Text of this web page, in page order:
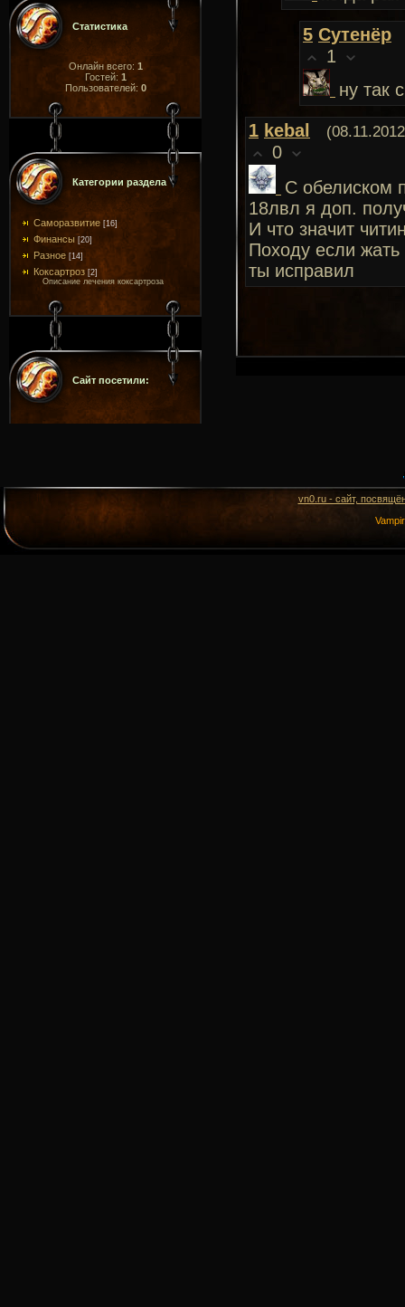
Статистика
Онлайн всего: 1
Гостей: 1
Пользователей: 0
Категории раздела
Саморазвитие [16]
Финансы [20]
Разное [14]
Коксартроз [2]
Описание лечения коксартроза
Сайт посетили:
5 Сутенёр
1
ну так
1 kebal
0
С обелиском
18лвл я доп.
И что значит
Походу если жать
ты исправил
vn0.ru - сайт,